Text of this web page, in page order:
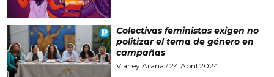
Colectivas feministas exigen no
politizar el tema de género en
campañas
Vianey Arana /24 Abril 2024